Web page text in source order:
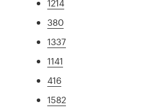
1214
380
1337
1141
416
1582